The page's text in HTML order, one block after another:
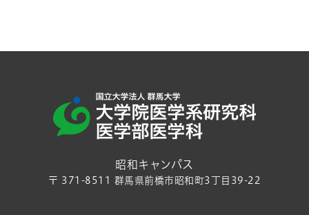
昭和キャンパス
〒 371-8511 群馬県前橋市昭和町3丁目39-22